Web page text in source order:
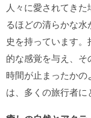
人々に愛されてきた
るほどの清らかな
史を持っています
的な感覚を与え、そ
時間が止まったか
は、多くの旅行者に